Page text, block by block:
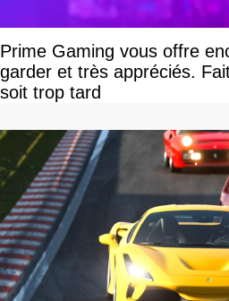
Prime Gaming vous offre
garder et très appréciés.
soit trop tard